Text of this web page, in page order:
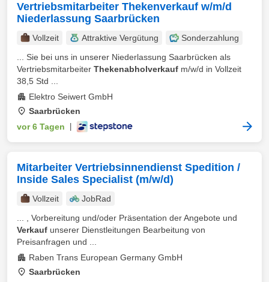
Vertriebsmitarbeiter Thekenverkauf w/m/d
Niederlassung Saarbrücken
Vollzeit Attraktive Vergütung
Sonderzahlung
... Sie bei uns in unserer Niederlassung Saarbrücken als
Vertriebsmitarbeiter Thekenabholverkauf m/w/d in Vollzeit
38,5 Std ...
Elektro Seiwert GmbH
Saarbrücken
vor 6 Tagen
Mitarbeiter Vertriebsinnendienst​ Spedition /
Inside Sales Specialist​ (m/w/d)
Vollzeit
JobRad
... , Vorbereitung und/oder Präsentation der Angebote und
Verkauf unserer Dienstleitungen Bearbeitung von
Preisanfragen und ...
Raben Trans European Germany GmbH
Saarbrücken